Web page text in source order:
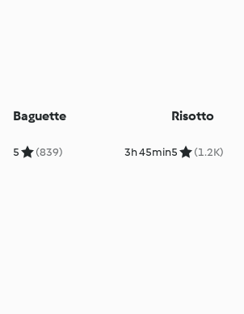
Baguette
5 (839) 3h 45min
Risotto
5 (1.2K)